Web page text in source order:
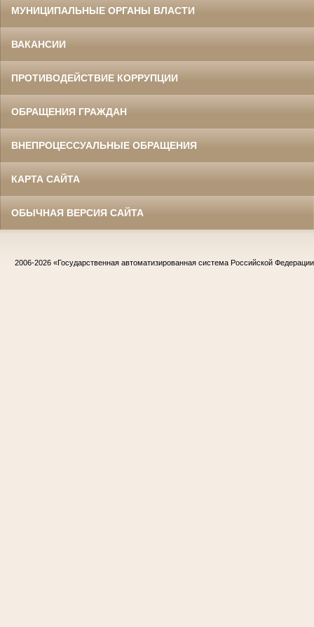
МУНИЦИПАЛЬНЫЕ ОРГАНЫ ВЛАСТИ
ВАКАНСИИ
ПРОТИВОДЕЙСТВИЕ КОРРУПЦИИ
ОБРАЩЕНИЯ ГРАЖДАН
ВНЕПРОЦЕССУАЛЬНЫЕ ОБРАЩЕНИЯ
КАРТА САЙТА
ОБЫЧНАЯ ВЕРСИЯ САЙТА
2006-2026 «Государственная автоматизированная система Российской